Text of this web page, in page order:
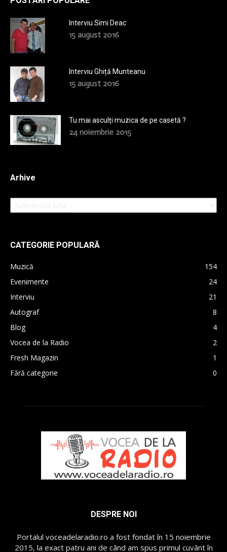
Interviu Simi Deac
15 august 2016
Interviu Ghiță Munteanu
15 august 2016
Tu mai asculți muzica de pe casetă ?
24 noiembrie 2015
Arhive
Arhive
CATEGORIE POPULARĂ
Muzică
154
Evenimente
24
Interviu
21
Autograf
8
Blog
4
Vocea de la Radio
2
Fresh Magazin
1
Fără categorie
0
DESPRE NOI
Portalul voceadelaradio.ro a fost fondat în 15 noiembrie
2015, la exact patru ani de când am spus primul cuvânt în